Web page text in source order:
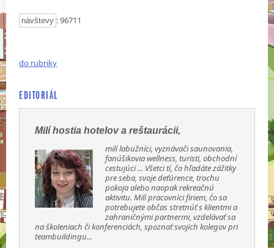
návštevy : 96711
do rubriky
EDITORIÁL
Milí hostia hotelov a reštaurácii,
milí labužníci, vyznávači saunovania,
fanúšikovia wellness, turisti, obchodní
cestujúci ... Všetci tí, čo hľadáte zážitky
pre seba, svoje deťúrence, trochu
pokoja alebo naopak rekreačnú
aktivitu. Milí pracovníci firiem, čo sa
potrebujete občas stretnúť s klientmi a
zahraničnými partnermi, vzdelávať sa
na školeniach či konferenciách, spoznať svojich kolegov pri
teambuildingu...